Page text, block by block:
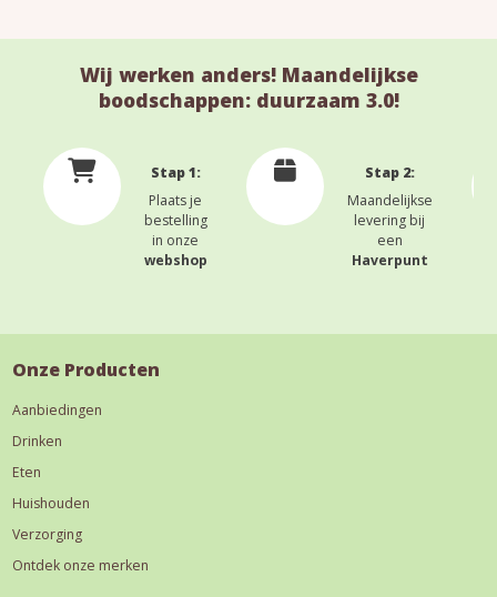
Wij werken anders! Maandelijkse
boodschappen: duurzaam 3.0!
Stap 1:
Plaats je
bestelling
in onze
webshop
Stap 2:
Maandelijkse
levering bij
een
Haverpunt
Onze Producten
Aanbiedingen
Drinken
Eten
Huishouden
Verzorging
Ontdek onze merken